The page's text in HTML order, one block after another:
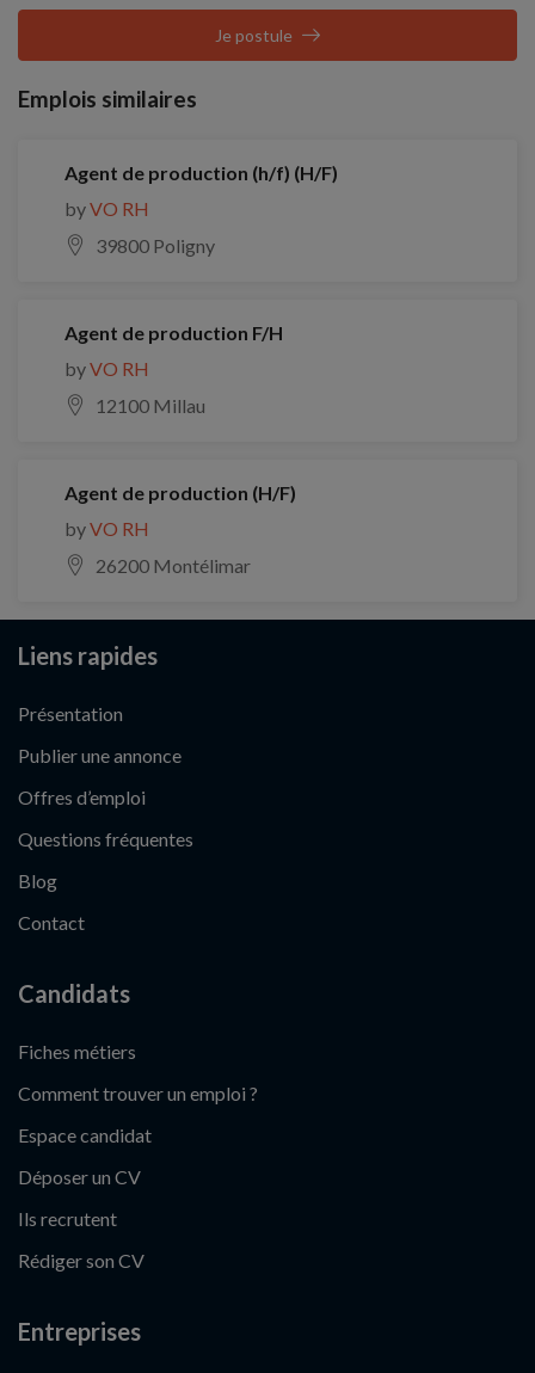
Je postule
Emplois similaires
Agent de production (h/f) (H/F)
byVO RH
39800 Poligny
Agent de production F/H
byVO RH
12100 Millau
Agent de production (H/F)
byVO RH
26200 Montélimar
Liens rapides
Présentation
Publier une annonce
Offres d’emploi
Questions fréquentes
Blog
Contact
Candidats
Fiches métiers
Comment trouver un emploi ?
Espace candidat
Déposer un CV
Ils recrutent
Rédiger son CV
Entreprises